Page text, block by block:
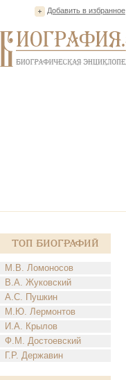
Добавить в избранное
Топ Биографий
М.В. Ломоносов
В.А. Жуковский
А.С. Пушкин
М.Ю. Лермонтов
И.А. Крылов
Ф.М. Достоевский
Г.Р. Державин